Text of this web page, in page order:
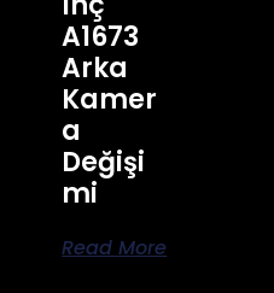
A1673
Arka
Kamer
A
Değişi
Mi
Read More